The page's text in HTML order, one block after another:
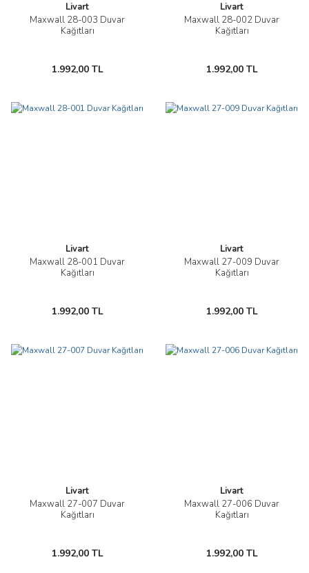
Livart
Maxwall 28-003 Duvar
Kağıtları
1.992,00 TL
Livart
Maxwall 28-002 Duvar
Kağıtları
1.992,00 TL
Livart
Maxwall 28-001 Duvar
Kağıtları
1.992,00 TL
Livart
Maxwall 27-009 Duvar
Kağıtları
1.992,00 TL
Livart
Maxwall 27-007 Duvar
Kağıtları
1.992,00 TL
Livart
Maxwall 27-006 Duvar
Kağıtları
1.992,00 TL